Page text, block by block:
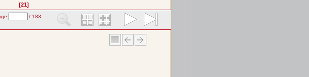
[21]
/ 183